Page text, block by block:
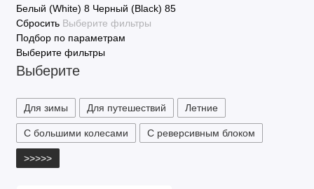
Белый (White) 8 Черный (Black) 85
Сбросить Выберите фильтры
Подбор по параметрам
Выберите фильтры
Выберите
Для зимы Для путешествий Летние
С большими колесами С реверсивным блоком
>>>>>